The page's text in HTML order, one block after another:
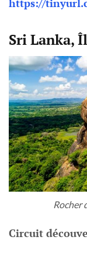
Sri Lanka,
Rocher
Circuit